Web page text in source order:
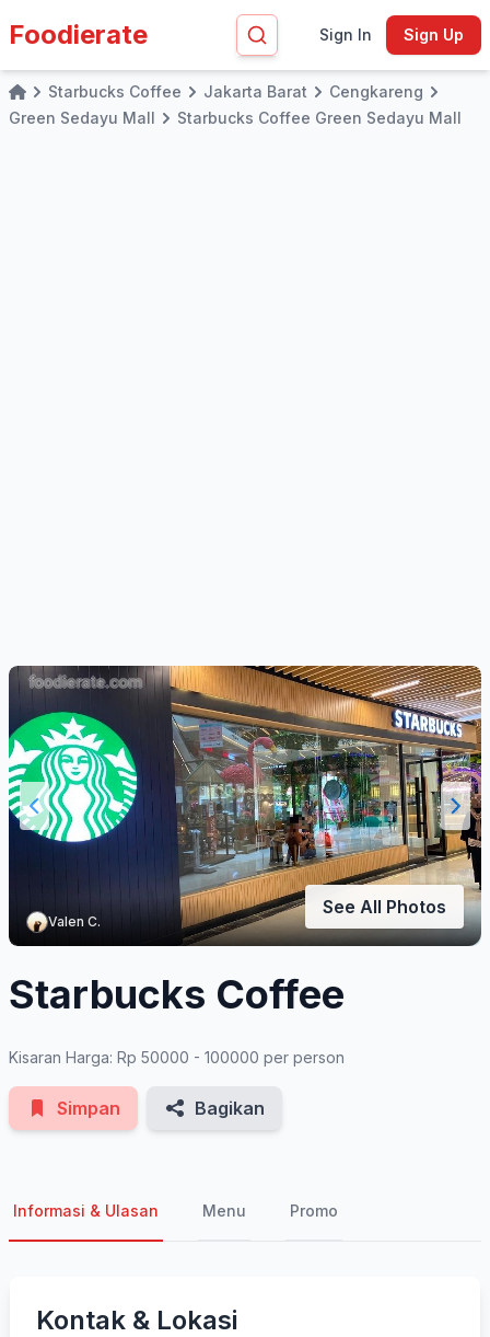
Foodierate Sign In Sign Up
HomeStarbucks Coffee Jakarta Barat
Cengkareng
Green Sedayu Mall
Starbucks Coffee Green Sedayu Mall
Valen C.
See All Photos
Starbucks Coffee
Kisaran Harga: Rp 50000 - 100000 per person
Simpan Bagikan
Informasi & Ulasan Menu Promo
Kontak & Lokasi